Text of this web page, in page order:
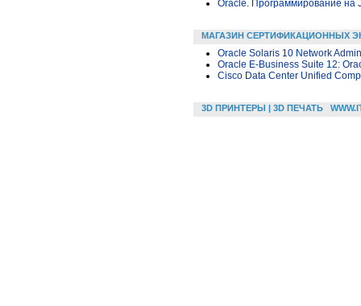
Oracle. Программирование на
МАГАЗИН СЕРТИФИКАЦИОННЫХ
Oracle Solaris 10 Network
Oracle E-Business Suite 12:
Cisco Data Center Unified
3D ПРИНТЕРЫ | 3D ПЕЧАТЬ